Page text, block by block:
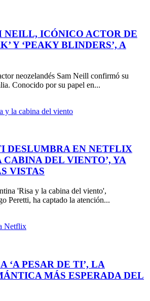
NEILL, ICÓNICO ACTOR DE
Y ‘PEAKY BLINDERS’, A
neozelandés Sam Neill confirmó su
Conocido por su papel en...
DESLUMBRA EN NETFLIX
CABINA DEL VIENTO’, YA
VISTAS
'Risa y la cabina del viento',
Peretti, ha captado la atención...
‘A PESAR DE TI’, LA
MÁS ESPERADA DEL